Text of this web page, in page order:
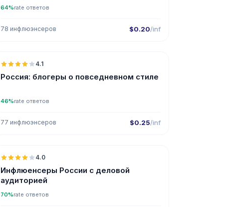
64%rate ответов
78 инфлюэнсеров $0.20/inf
4.1
Россия: блогеры о повседневном стиле
46%rate ответов
77 инфлюэнсеров $0.25/inf
4.0
Инфлюенсеры России с деловой
аудиторией
70%rate ответов